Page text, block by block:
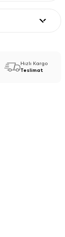
Hızlı Kargo
Teslimat